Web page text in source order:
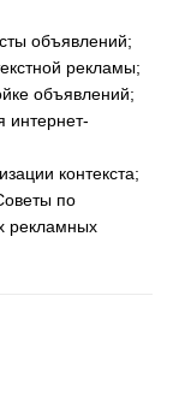
объявлений;
рекламы;
объявлений;
интернет-
контекста;
по
рекламных